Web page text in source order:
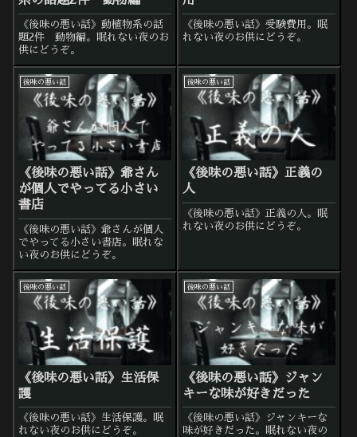
《後味の悪い話》動植物系の話
題2件 動物編。眠れない夜のお
供にどうぞ。
《後味の悪い話》受験費用。眠
れない夜のお供にどうぞ。
後味の悪い話
《後味の悪い話》爺さん
が個人でやってる小さい
書店
《後味の悪い話》爺さんが個人
でやってる小さい書店。眠れな
い夜のお供にどうぞ。
後味の悪い話
《後味の悪い話》正義の
人
《後味の悪い話》正義の人。眠
れない夜のお供にどうぞ。
後味の悪い話
《後味の悪い話》生活保
護
《後味の悪い話》生活保護。眠
れない夜のお供にどうぞ。
後味の悪い話
《後味の悪い話》ジャン
キーな味が好きだった
《後味の悪い話》ジャンキーな
味が好きだった。眠れない夜の